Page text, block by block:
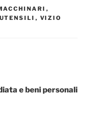
,
UTENSILI , VIZIO
e beni personali